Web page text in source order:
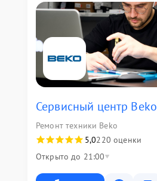
Сервисный центр Beko
Ремонт техники Beko
5,0220 оценки
Открыто до 21:00